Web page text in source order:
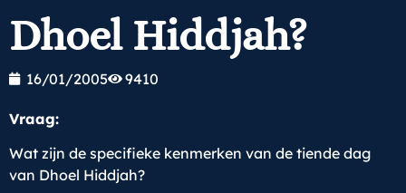
Dhoel Hiddjah?
16/01/2005 9410
Vraag:
Wat zijn de specifieke kenmerken van de tiende dag
van Dhoel Hiddjah?